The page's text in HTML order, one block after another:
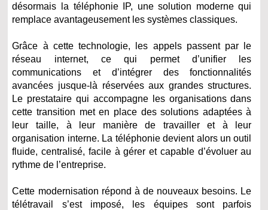
désormais la téléphonie IP, une solution moderne qui
remplace avantageusement les systèmes classiques.
Grâce à cette technologie, les appels passent par le
réseau internet, ce qui permet d’unifier les
communications et d’intégrer des fonctionnalités
avancées jusque-là réservées aux grandes structures.
Le prestataire qui accompagne les organisations dans
cette transition met en place des solutions adaptées à
leur taille, à leur manière de travailler et à leur
organisation interne. La téléphonie devient alors un outil
fluide, centralisé, facile à gérer et capable d’évoluer au
rythme de l’entreprise.
Cette modernisation répond à de nouveaux besoins. Le
télétravail s’est imposé, les équipes sont parfois